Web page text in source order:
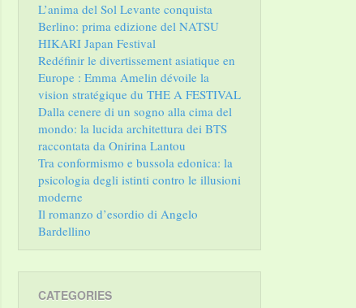
L’anima del Sol Levante conquista
Berlino: prima edizione del NATSU
HIKARI Japan Festival
Redéfinir le divertissement asiatique en
Europe : Emma Amelin dévoile la
vision stratégique du THE A FESTIVAL
Dalla cenere di un sogno alla cima del
mondo: la lucida architettura dei BTS
raccontata da Onirina Lantou
Tra conformismo e bussola edonica: la
psicologia degli istinti contro le illusioni
moderne
Il romanzo d’esordio di Angelo
Bardellino
CATEGORIES